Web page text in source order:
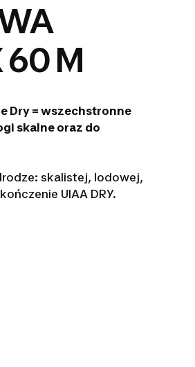
60 M
Dry = wszechstronne
skalne oraz do
skalistej, lodowej,
UIAA DRY.